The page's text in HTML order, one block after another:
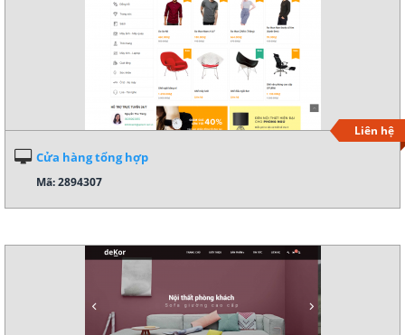
Liên hệ
Cửa hàng tổng hợp
Mã: 2894307